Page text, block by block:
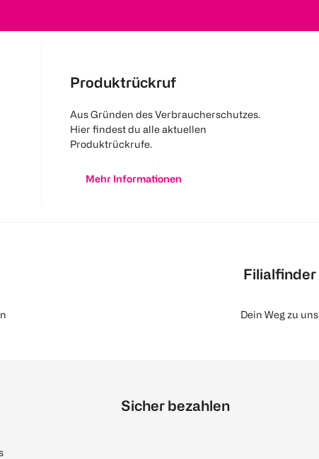
Produktrückruf
Aus Gründen des Verbraucherschutzes.
Hier findest du alle aktuellen
Produktrückrufe.
Mehr Informationen
Filialfinder
Dein Weg zu uns
Sicher bezahlen